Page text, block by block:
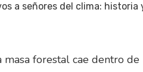
a señores del clima:
masa forestal cae dentro